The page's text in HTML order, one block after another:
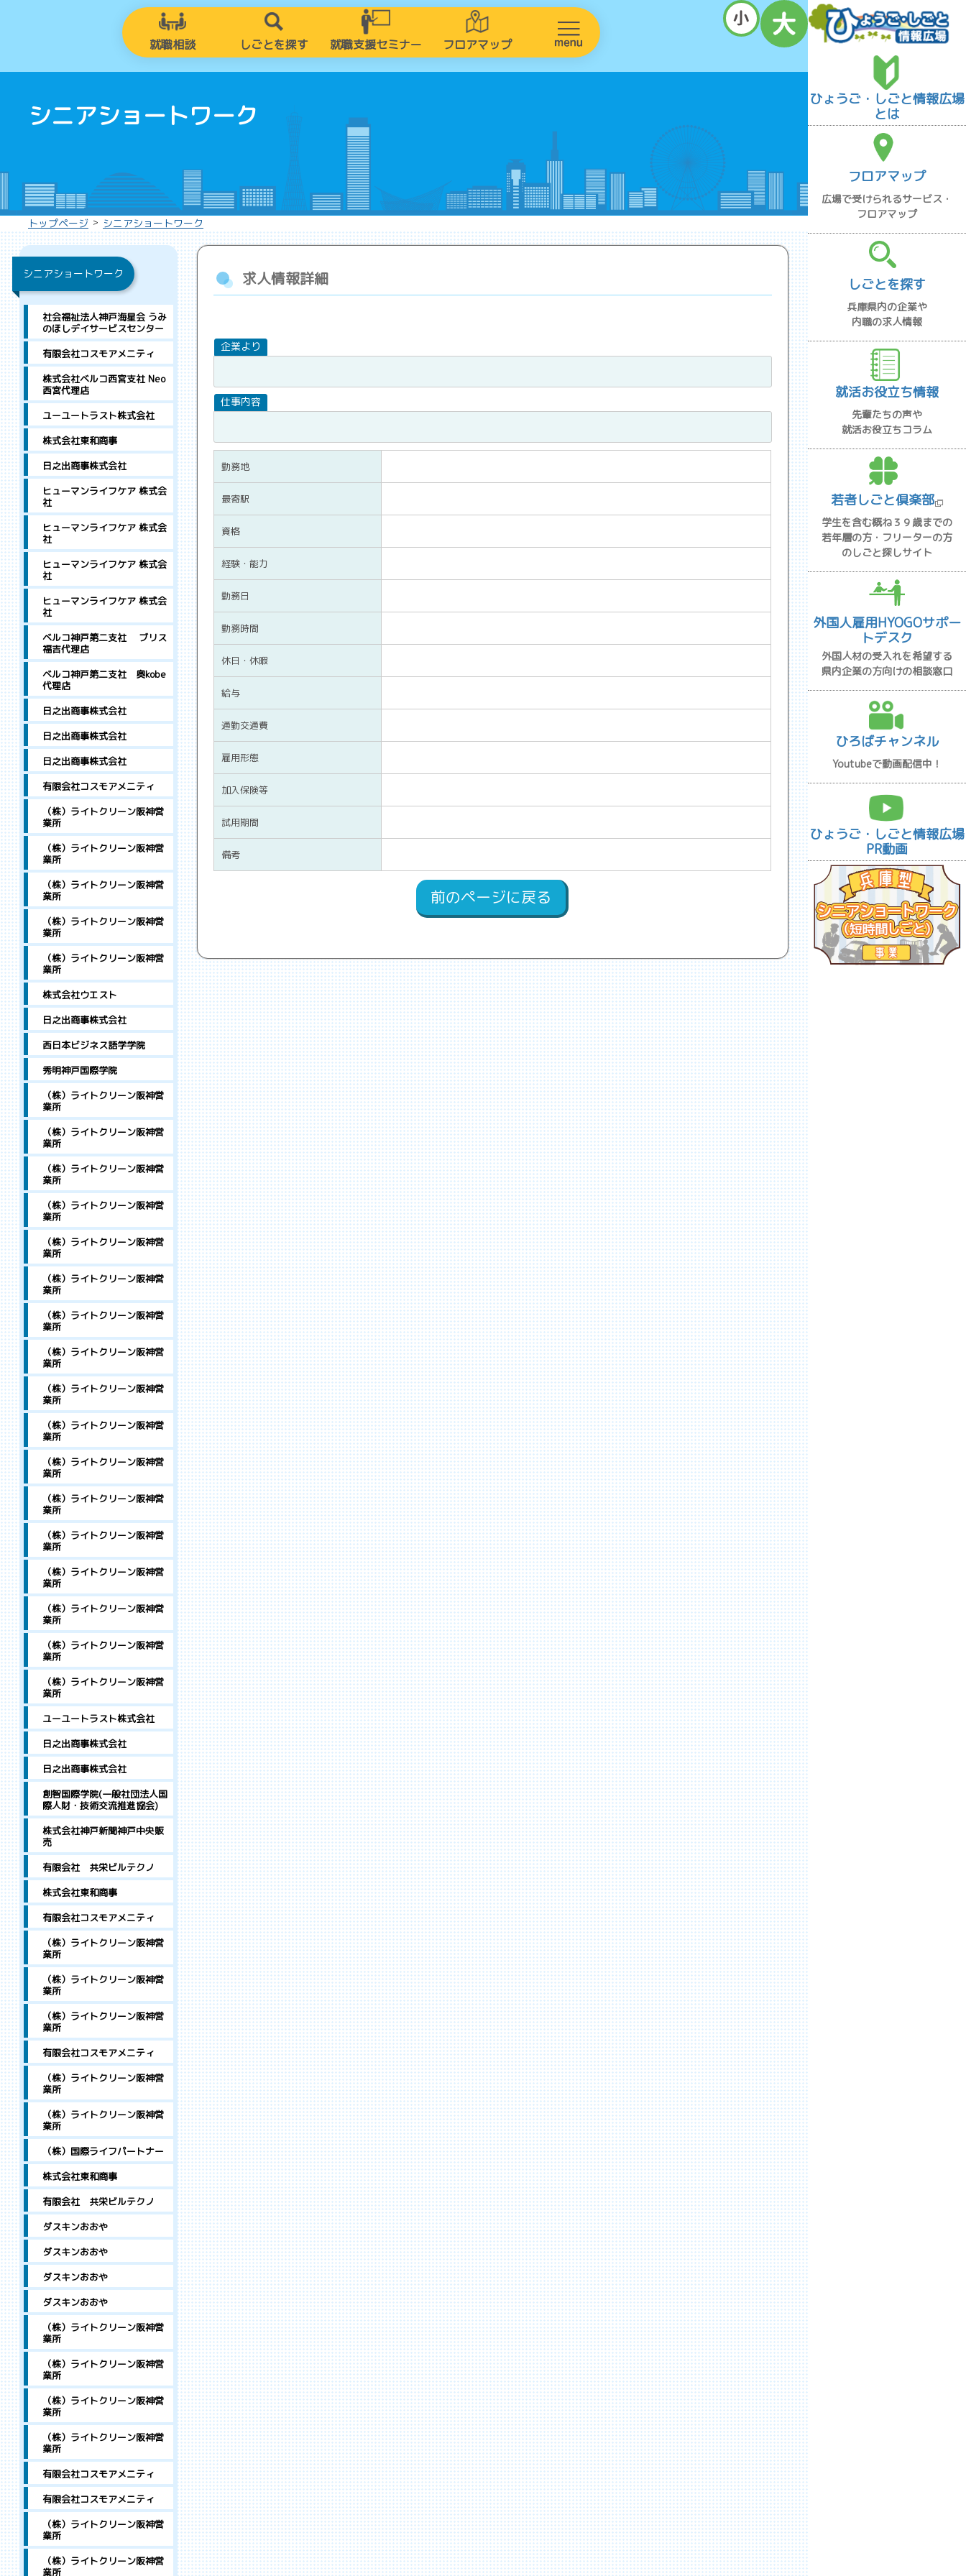
就職相談 しごとを探す 就職支援セミナー フロアマップ
シニアショートワーク
トップページ > シニアショートワーク
求人情報詳細
勤務地
最寄駅
資格
経験・能力
勤務日
勤務時間
休日・休暇
給与
通勤交通費
雇用形態
加入保険等
試用期間
備考
前のページに戻る
シニアショートワーク
社会福祉法人神戸海星会 うみ
のほしデイサービスセンター
有限会社コスモアメニティ
株式会社ベルコ西宮支社 Neo
西宮代理店
ユーユートラスト株式会社
株式会社東和商事
日之出商事株式会社
ヒューマンライフケア 株式会
社
ヒューマンライフケア 株式会
社
ヒューマンライフケア 株式会
社
ヒューマンライフケア 株式会
社
ベルコ神戸第二支社 ブリス
福吉代理店
ベルコ神戸第二支社 奥kobe
代理店
日之出商事株式会社
日之出商事株式会社
日之出商事株式会社
有限会社コスモアメニティ
（株）ライトクリーン阪神営
業所
（株）ライトクリーン阪神営
業所
（株）ライトクリーン阪神営
業所
（株）ライトクリーン阪神営
業所
（株）ライトクリーン阪神営
業所
株式会社ウエスト
日之出商事株式会社
西日本ビジネス語学学院
秀明神戸国際学院
（株）ライトクリーン阪神営
業所
（株）ライトクリーン阪神営
業所
（株）ライトクリーン阪神営
業所
（株）ライトクリーン阪神営
業所
（株）ライトクリーン阪神営
業所
（株）ライトクリーン阪神営
業所
（株）ライトクリーン阪神営
業所
（株）ライトクリーン阪神営
業所
（株）ライトクリーン阪神営
業所
（株）ライトクリーン阪神営
業所
（株）ライトクリーン阪神営
業所
（株）ライトクリーン阪神営
業所
（株）ライトクリーン阪神営
業所
（株）ライトクリーン阪神営
業所
（株）ライトクリーン阪神営
業所
（株）ライトクリーン阪神営
業所
（株）ライトクリーン阪神営
業所
ユーユートラスト株式会社
日之出商事株式会社
日之出商事株式会社
創智国際学院(一般社団法人国
際人財・技術交流推進協会)
株式会社神戸新聞神戸中央販
売
有限会社 共栄ビルテクノ
株式会社東和商事
有限会社コスモアメニティ
（株）ライトクリーン阪神営
業所
（株）ライトクリーン阪神営
業所
（株）ライトクリーン阪神営
業所
有限会社コスモアメニティ
（株）ライトクリーン阪神営
業所
（株）ライトクリーン阪神営
業所
（株）国際ライフパートナー
株式会社東和商事
有限会社 共栄ビルテクノ
ダスキンおおや
ダスキンおおや
ダスキンおおや
ダスキンおおや
（株）ライトクリーン阪神営
業所
（株）ライトクリーン阪神営
業所
（株）ライトクリーン阪神営
業所
（株）ライトクリーン阪神営
業所
有限会社コスモアメニティ
有限会社コスモアメニティ
（株）ライトクリーン阪神営
業所
（株）ライトクリーン阪神営
業所
ひょうご・しごと情報広場
とは
フロアマップ
広場で受けられるサービス・
フロアマップ
しごとを探す
兵庫県内の企業や
内職の求人情報
就活お役立ち情報
先輩たちの声や
就活お役立ちコラム
若者しごと倶楽部
学生を含む概ね３９歳までの
若年層の方・フリーターの方
のしごと探しサイト
外国人雇用HYOGOサポー
トデスク
外国人材の受入れを希望する
県内企業の方向けの相談窓口
ひろばチャンネル
Youtubeで動画配信中！
ひょうご・しごと情報広場
PR動画